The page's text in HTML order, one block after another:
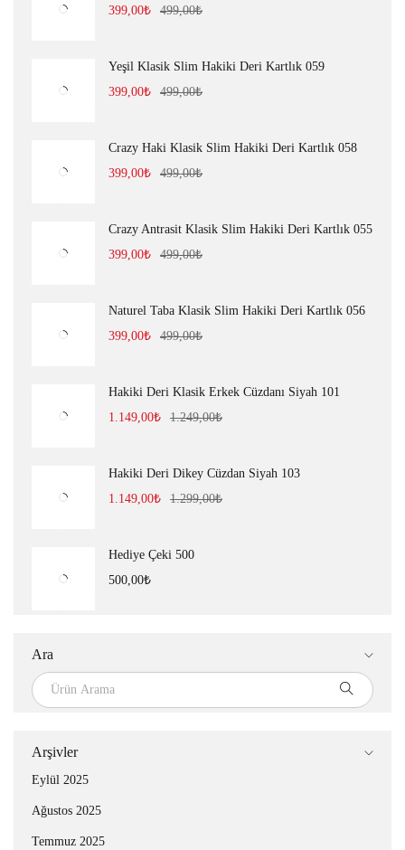
499,00₺
399,00₺
Yeşil Klasik Slim Hakiki Deri Kartlık 059
499,00₺
399,00₺
Crazy Haki Klasik Slim Hakiki Deri Kartlık 058
499,00₺
399,00₺
Crazy Antrasit Klasik Slim Hakiki Deri Kartlık 055
499,00₺
399,00₺
Naturel Taba Klasik Slim Hakiki Deri Kartlık 056
499,00₺
399,00₺
Hakiki Deri Klasik Erkek Cüzdanı Siyah 101
1.249,00₺
1.149,00₺
Hakiki Deri Dikey Cüzdan Siyah 103
1.299,00₺
1.149,00₺
Hediye Çeki 500
500,00₺
Ara
Arşivler
Eylül 2025
Ağustos 2025
Temmuz 2025